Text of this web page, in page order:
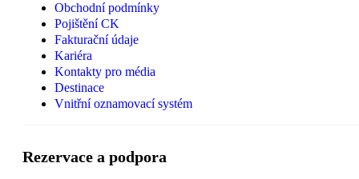
Obchodní podmínky
Pojištění CK
Fakturační údaje
Kariéra
Kontakty pro média
Destinace
Vnitřní oznamovací systém
Rezervace a podpora